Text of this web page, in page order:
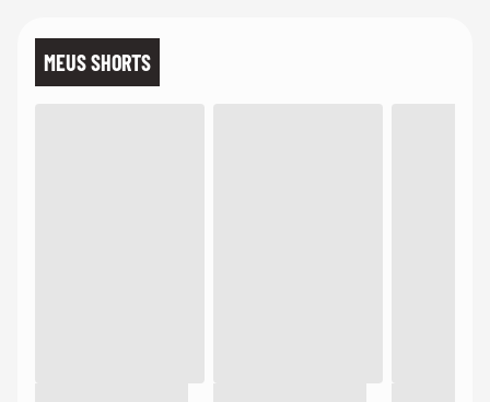
MEUS SHORTS